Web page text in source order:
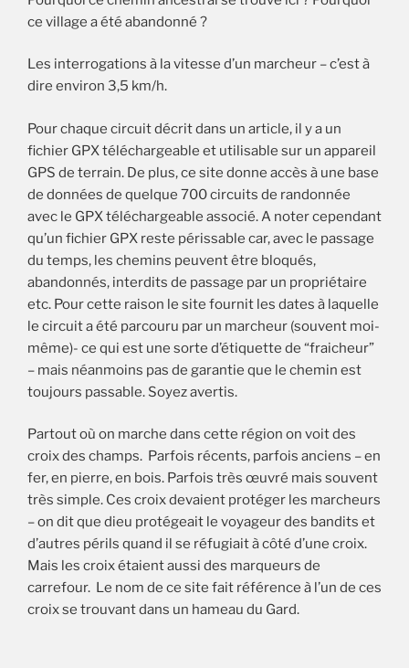
ce village a été abandonné ?
Les interrogations à la vitesse d’un marcheur – c’est à
dire environ 3,5 km/h.
Pour chaque circuit décrit dans un article, il y a un
fichier GPX téléchargeable et utilisable sur un appareil
GPS de terrain. De plus, ce site donne accès à une base
de données de quelque 700 circuits de randonnée
avec le GPX téléchargeable associé. A noter cependant
qu’un fichier GPX reste périssable car, avec le passage
du temps, les chemins peuvent être bloqués,
abandonnés, interdits de passage par un propriétaire
etc. Pour cette raison le site fournit les dates à laquelle
le circuit a été parcouru par un marcheur (souvent moi-
même)- ce qui est une sorte d’étiquette de “fraicheur”
– mais néanmoins pas de garantie que le chemin est
toujours passable. Soyez avertis.
Partout où on marche dans cette région on voit des
croix des champs. Parfois récents, parfois anciens – en
fer, en pierre, en bois. Parfois très œuvré mais souvent
très simple. Ces croix devaient protéger les marcheurs
– on dit que dieu protégeait le voyageur des bandits et
d’autres périls quand il se réfugiait à côté d’une croix.
Mais les croix étaient aussi des marqueurs de
carrefour. Le nom de ce site fait référence à l’un de ces
croix se trouvant dans un hameau du Gard.